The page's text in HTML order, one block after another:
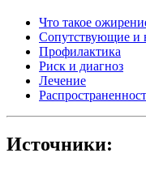
Что такое
Сопутствующие и
Профилактика
Риск и диагноз
Лечение
Источники: